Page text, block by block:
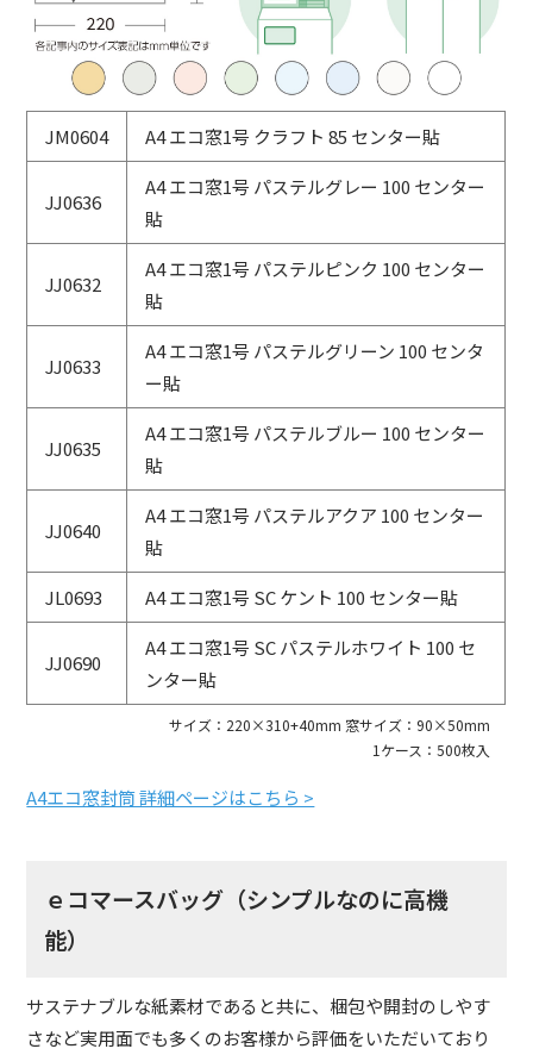
JM0604 A4 エコ窓1号 クラフト 85 センター貼
JJ0636
A4 エコ窓1号 パステルグレー 100 センター
貼
JJ0632
A4 エコ窓1号 パステルピンク 100 センター
貼
JJ0633
A4 エコ窓1号 パステルグリーン 100 センタ
ー貼
JJ0635
A4 エコ窓1号 パステルブルー 100 センター
貼
JJ0640
A4 エコ窓1号 パステルアクア 100 センター
貼
JL0693
A4 エコ窓1号 SC ケント 100 センター貼
JJ0690
A4 エコ窓1号 SC パステルホワイト 100 セ
ンター貼
サイズ：220×310+40mm 窓サイズ：90×50mm
1ケース：500枚入
A4エコ窓封筒 詳細ページはこちら >
ｅコマースバッグ（シンプルなのに高機
能）
サステナブルな紙素材であると共に、梱包や開封のしやす
さなど実用面でも多くのお客様から評価をいただいており